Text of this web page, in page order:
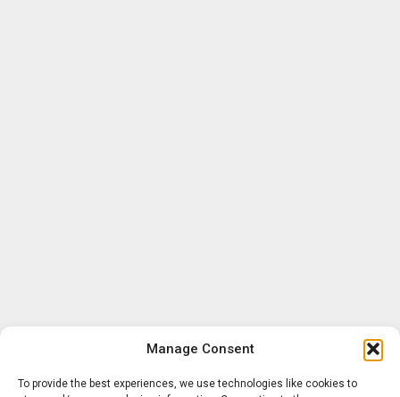
Manage Consent
To provide the best experiences, we use technologies like cookies to